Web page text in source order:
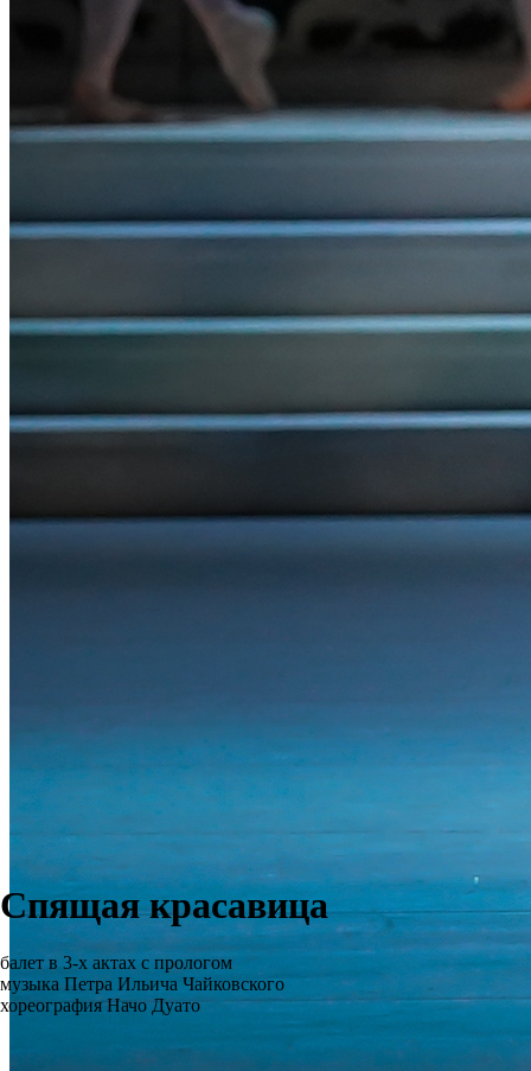
Спящая красавица
балет в 3-х актах с прологом
музыка Петра Ильича Чайковского
хореография Начо Дуато